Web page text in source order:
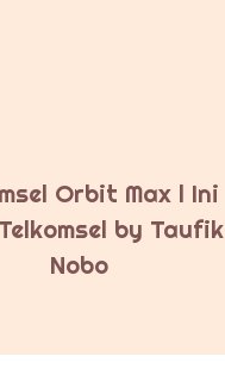
Orbit Max l Ini
by Taufik
Nobo